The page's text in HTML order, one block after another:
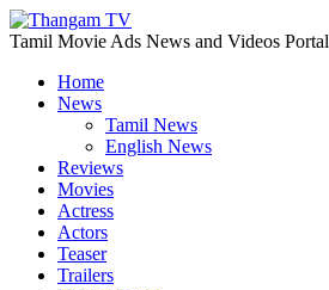
Tamil Movie Ads News and Videos Portal
Home
News
Tamil News
English News
Reviews
Movies
Actress
Actors
Teaser
Trailers